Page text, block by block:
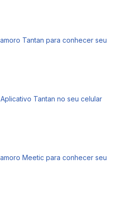
Tantan para conhecer seu
Tantan no seu celular
Meetic para conhecer seu